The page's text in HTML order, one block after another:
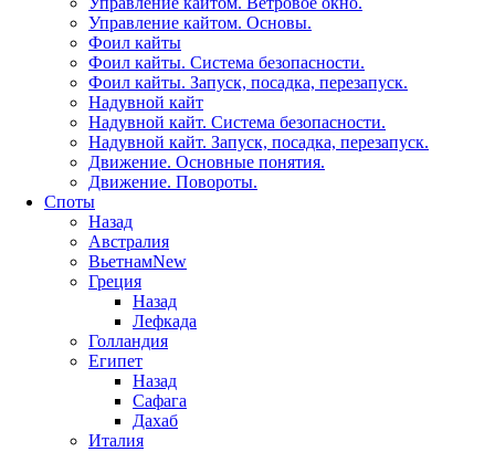
Управление кайтом. Основы.
Фоил кайты
Фоил кайты. Система безопасности.
Фоил кайты. Запуск, посадка, перезапуск.
Надувной кайт
Надувной кайт. Система безопасности.
Надувной кайт. Запуск, посадка, перезапуск.
Движение. Основные понятия.
Движение. Повороты.
Споты
Назад
Австралия
ВьетнамNew
Греция
Назад
Лефкада
Голландия
Египет
Назад
Сафага
Дахаб
Италия